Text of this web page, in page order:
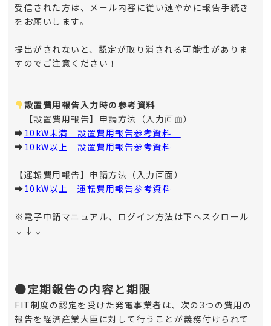
受信された方は、メール内容に従い速やかに報告手続き
をお願いします。
提出がされないと、認定が取り消される可能性がありま
すのでご注意ください！
設置費用報告入力時の参考資料
【設置費用報告】申請方法（入力画面）
➡10kW未満 設置費用報告参考資料
➡10kW以上 設置費用報告参考資料
【運転費用報告】申請方法（入力画面）
➡10kW以上 運転費用報告参考資料
※電子申請マニュアル、ログイン方法は下へスクロール
↓↓↓
●定期報告の内容と期限
FIT制度の認定を受けた発電事業者は、次の3つの費用の
報告を経済産業大臣に対して行うことが義務付けられて